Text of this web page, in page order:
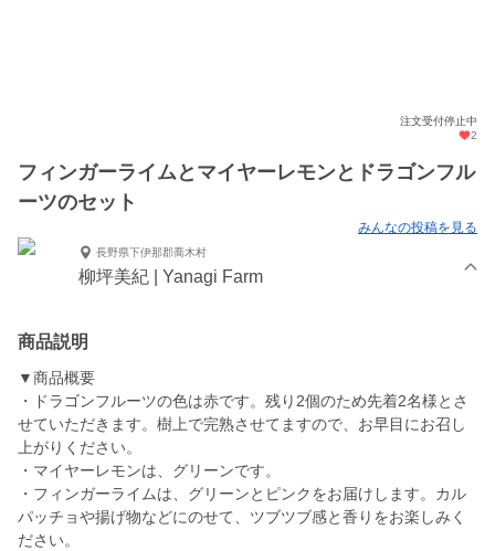
注文受付停止中
2
フィンガーライムとマイヤーレモンとドラゴンフル
ーツのセット
みんなの投稿を見る
長野県下伊那郡喬木村
柳坪美紀 | Yanagi Farm
商品説明
▼商品概要
・ドラゴンフルーツの色は赤です。残り2個のため先着2名様とさ
せていただきます。樹上で完熟させてますので、お早目にお召し
上がりください。
・マイヤーレモンは、グリーンです。
・フィンガーライムは、グリーンとピンクをお届けします。カル
パッチョや揚げ物などにのせて、ツブツブ感と香りをお楽しみく
ださい。